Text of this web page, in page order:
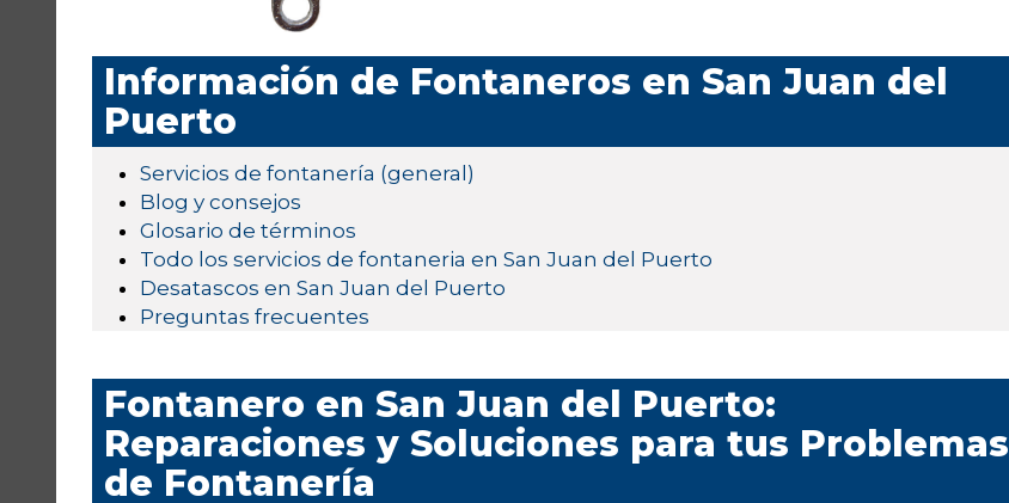
Información de Fontaneros en San Juan del
Puerto
Servicios de fontanería (general)
Blog y consejos
Glosario de términos
Todo los servicios de fontaneria en San Juan del Puerto
Desatascos en San Juan del Puerto
Preguntas frecuentes
Fontanero en San Juan del Puerto:
Reparaciones y Soluciones para tus Problemas
de Fontanería